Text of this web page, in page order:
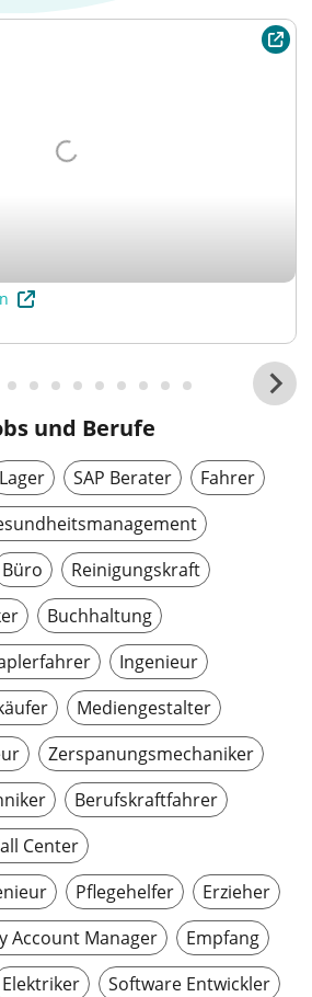
und Berufe
Lager SAP Berater
Fahrer
Büro
Reinigungskraft
Buchhaltung
Ingenieur
Mediengestalter
Zerspanungsmechaniker
Berufskraftfahrer
Center
Pflegehelfer
Erzieher
Account Manager
Empfang
Elektriker
Software Entwickler